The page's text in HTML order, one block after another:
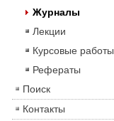
Журналы
Лекции
Курсовые работы
Рефераты
Поиск
Контакты